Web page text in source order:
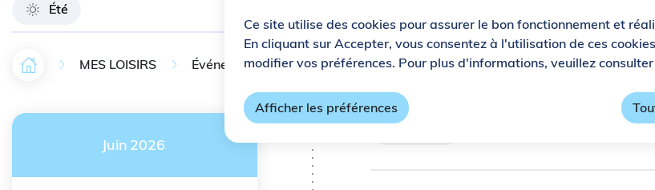
Ce site utilise des cookies pour assurer le bon fonctionnement et
En cliquant sur Accepter, vous consentez à l'utilisation de ces
modifier vos préférences. Pour plus d'informations, veuillez
Afficher les préférences
t
i
p
r
Été
F
i
d
Accueil MES LOISIRS Événements Agenda Fête de la Musique avec Patrick Sébastien
Juin 2026